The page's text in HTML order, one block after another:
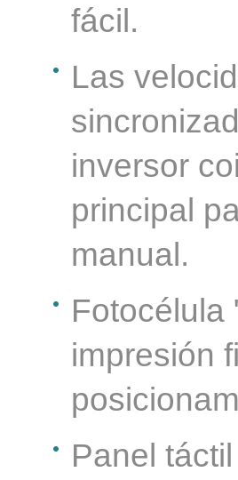
fácil.
Las
inversor
principal
manual.
Fotocélula
impresión
Panel